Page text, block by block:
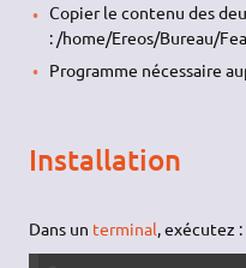
Copier le contenu des
: /home/Ereos/Bureau/
Programme nécessaire
Installation
Dans un terminal , exécutez :